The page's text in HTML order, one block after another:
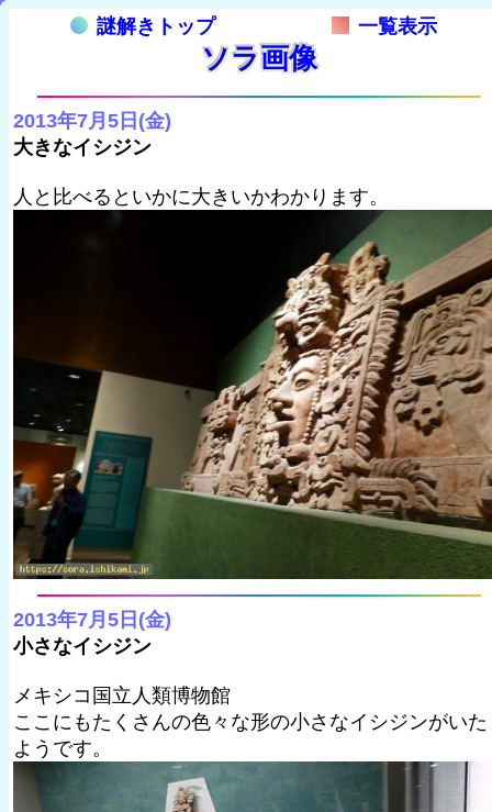
謎解きトップ 一覧表示
ソラ画像
2013年7月5日(金)
大きなイシジン
人と比べるといかに大きいかわかります。
2013年7月5日(金)
小さなイシジン
メキシコ国立人類博物館
ここにもたくさんの色々な形の小さなイシジンがいた
ようです。